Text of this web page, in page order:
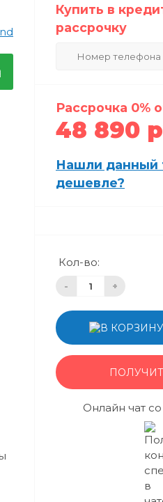
Купить в
рассрочку
Рассрочка 0%
48 890
Нашли данный
дешевле?
Кол-во:
- +
Онлайн чат